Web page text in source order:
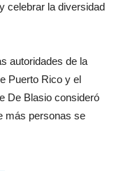
celebrar la diversidad
autoridades de la
Puerto Rico y el
De Blasio consideró
más personas se